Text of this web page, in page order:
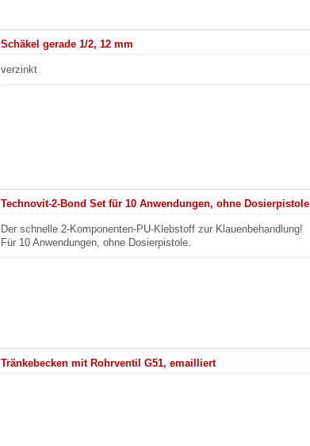
Schäkel gerade 1/2, 12 mm
verzinkt
Technovit-2-Bond Set für 10 Anwendungen, ohne Dosierpistole
Der schnelle 2-Komponenten-PU-Klebstoff zur Klauenbehandlung!
Für 10 Anwendungen, ohne Dosierpistole.
Tränkebecken mit Rohrventil G51, emailliert